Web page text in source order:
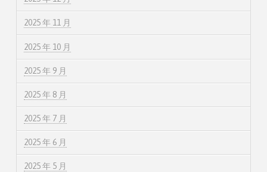
2025 年 11 月
2025 年 10 月
2025 年 9 月
2025 年 8 月
2025 年 7 月
2025 年 6 月
2025 年 5 月